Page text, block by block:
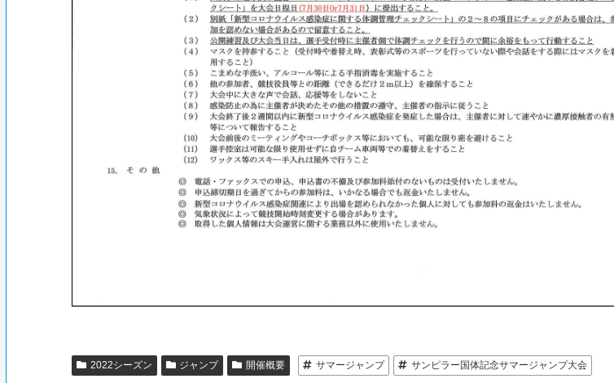
2022シーズン ジャンプ 開催概要 サマージャンプ サンピラー国体記念サマージャンプ大会